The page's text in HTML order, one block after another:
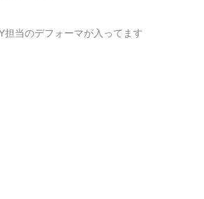
当のデフォーマが入ってます